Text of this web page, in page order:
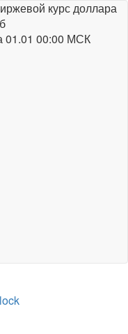
курс доллара
01.01 00:00 МСК